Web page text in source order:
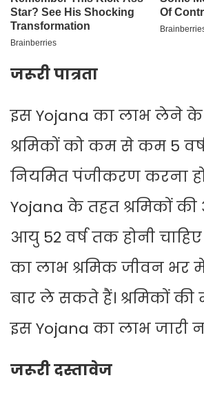
जरूरी पात्रता
इस Yojana का लाभ लेने
श्रमिकों को कम से कम 5
नियमित पंजीकरण करना
Yojana के तहत श्रमिकों
आयु 52 वर्ष तक होनी
का लाभ श्रमिक जीवन भर
बार ले सकते हैं। श्रमिकों की
इस Yojana का लाभ जारी
जरूरी दस्तावेज